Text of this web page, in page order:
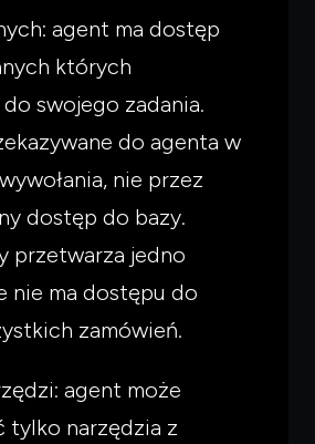
agent ma dostęp
których
swojego zadania.
do agenta w
nie przez
dostęp do bazy.
przetwarza jedno
nie ma dostępu do
zamówień.
agent może
tylko narzędzia z